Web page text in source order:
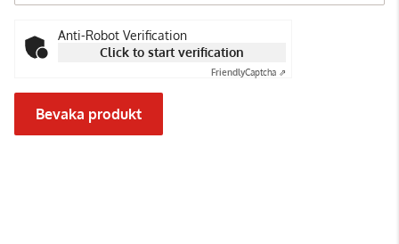
Anti-Robot Verification
Click to start verification
FriendlyCaptcha ⇗
Bevaka produkt